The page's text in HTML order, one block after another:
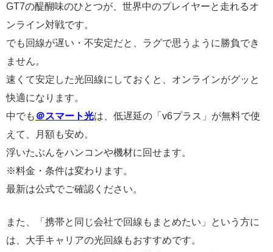
GT7の醍醐味のひとつが、世界中のプレイヤーと走れるオ
ンライン対戦です。
でも回線が遅い・不安定だと、ラグで思うように勝負でき
ません。
速くて安定した光回線にしておくと、オンラインがグッと
快適になります。
中でも ＠スマート光は、低遅延の「v6プラス」が無料で使
えて、月額も安め。
浮いたぶんをハンコンや機材に回せます。
※料金・条件は変わります。
最新は公式でご確認ください。
また、「携帯と同じ会社で回線もまとめたい」という方に
は、大手キャリアの光回線もおすすめです。